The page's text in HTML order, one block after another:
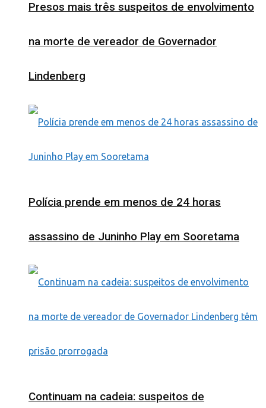
Presos mais três suspeitos de envolvimento
na morte de vereador de Governador
Lindenberg
Polícia prende em menos de 24 horas
assassino de Juninho Play em Sooretama
Continuam na cadeia: suspeitos de